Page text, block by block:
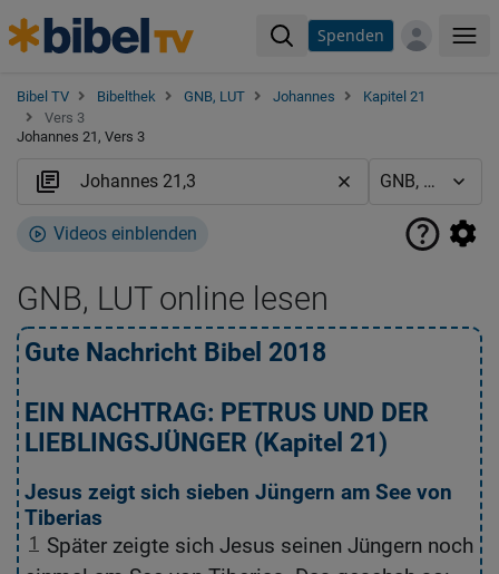
Spenden
Bibel TV Bibelthek GNB, LUT Johannes
Kapitel 21
Vers 3
Johannes 21, Vers 3
Videos einblenden
GNB, LUT online lesen
Gute Nachricht Bibel 2018
EIN NACHTRAG: PETRUS UND DER
LIEBLINGSJÜNGER (Kapitel 21)
Jesus zeigt sich sieben Jüngern am See von
Tiberias
1
Später zeigte sich Jesus seinen Jüngern noch